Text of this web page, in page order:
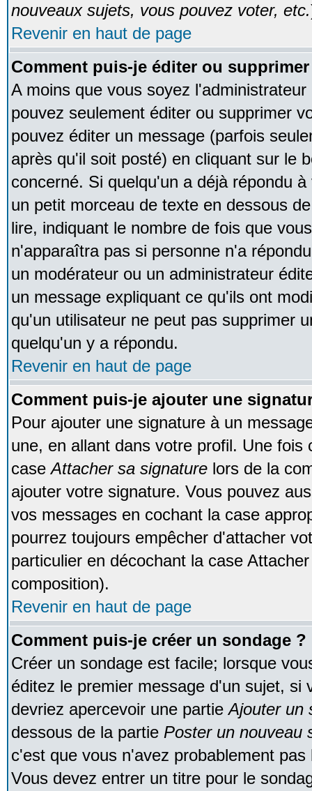
nouveaux sujets, vous pouvez voter, etc.
Revenir en haut de page
Comment puis-je éditer ou
A moins que vous soyez
pouvez seulement éditer ou supprimer
pouvez éditer un message (parfois
après qu'il soit posté) en cliquant sur le
concerné. Si quelqu'un a déjà répondu
un petit morceau de texte en dessous
lire, indiquant le nombre de fois que
n'apparaîtra pas si personne n'a
un modérateur ou un administrateur
un message expliquant ce qu'ils ont
qu'un utilisateur ne peut pas supprimer
quelqu'un y a répondu.
Revenir en haut de page
Comment puis-je ajouter une
Pour ajouter une signature à un
une, en allant dans votre profil. Une fois
caseAttacher sa signature lors de la
ajouter votre signature. Vous pouvez
vos messages en cochant la case
pourrez toujours empêcher d'attacher
particulier en décochant la case
composition).
Revenir en haut de page
Comment puis-je créer un sondage ?
Créer un sondage est facile; lorsque
éditez le premier message d'un sujet, si
devriez apercevoir une partieAjouter un
dessous de la partie Poster un nouveau
c'est que vous n'avez probablement
Vous devez entrer un titre pour le